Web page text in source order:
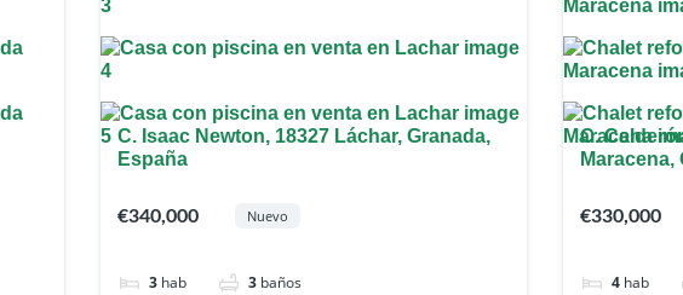
C. Isaac Newton, 18327 Láchar, Granada,
España
€340,000 Nuevo
3 hab 3 baños
C.
Maracena,
€330,000
4 hab